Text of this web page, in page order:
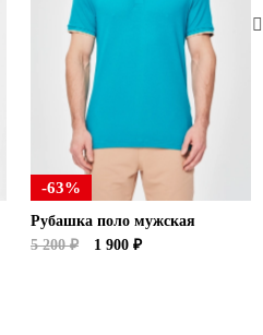
-63%
Рубашка поло мужская
5 200 ₽
1 900 ₽